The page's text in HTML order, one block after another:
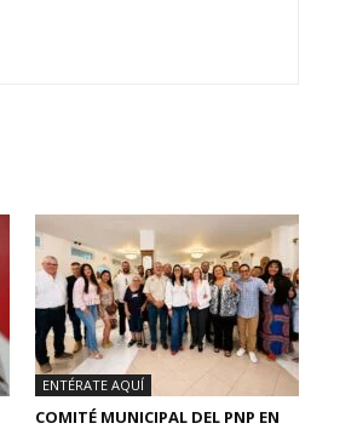
ENTÉRATE AQUÍ
COMITÉ MUNICIPAL DEL PNP EN